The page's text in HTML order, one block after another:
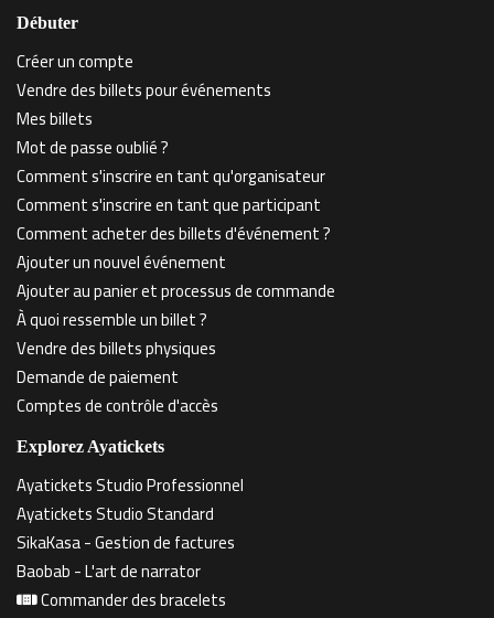
Débuter
Créer un compte
Vendre des billets pour événements
Mes billets
Mot de passe oublié ?
Comment s'inscrire en tant qu'organisateur
Comment s'inscrire en tant que participant
Comment acheter des billets d'événement ?
Ajouter un nouvel événement
Ajouter au panier et processus de commande
À quoi ressemble un billet ?
Vendre des billets physiques
Demande de paiement
Comptes de contrôle d'accès
Explorez Ayatickets
Ayatickets Studio Professionnel
Ayatickets Studio Standard
SikaKasa - Gestion de factures
Baobab - L'art de narrator
Commander des bracelets